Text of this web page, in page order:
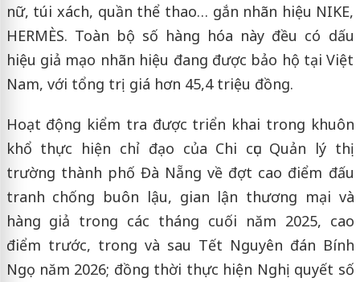
nữ, túi xách, quần thể thao… gắn nhãn hiệu NIKE,
HERMÈS. Toàn bộ số hàng hóa này đều có dấu
hiệu giả mạo nhãn hiệu đang được bảo hộ tại Việt
Nam, với tổng trị giá hơn 45,4 triệu đồng.
Hoạt động kiểm tra được triển khai trong khuôn
khổ thực hiện chỉ đạo của Chi cục Quản lý thị
trường thành phố Đà Nẵng về đợt cao điểm đấu
tranh chống buôn lậu, gian lận thương mại và
hàng giả trong các tháng cuối năm 2025, cao
điểm trước, trong và sau Tết Nguyên đán Bính
Ngọ năm 2026; đồng thời thực hiện Nghị quyết số